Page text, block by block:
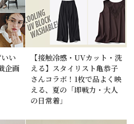
い
企画
【接触冷感・UVカット・洗
える】スタイリスト亀恭子
さんコラボ！1枚で品よく映
える、夏の「即戦力・大人
の日常着」